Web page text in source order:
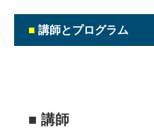
■ 講師とプログラム
■ 講師